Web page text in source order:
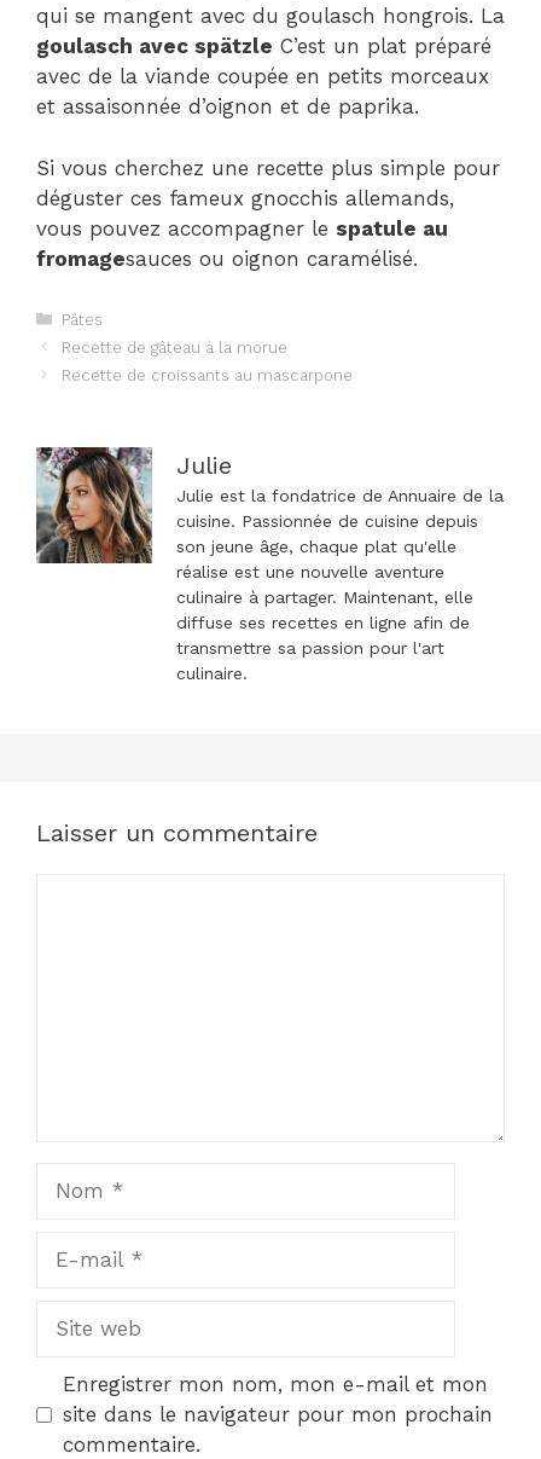
qui se mangent avec du goulasch hongrois. La
goulasch avec spätzle C’est un plat préparé
avec de la viande coupée en petits morceaux
et assaisonnée d’oignon et de paprika.
Si vous cherchez une recette plus simple pour
déguster ces fameux gnocchis allemands,
vous pouvez accompagner le spatule au
fromagesauces ou oignon caramélisé.
Catégories
Pâtes
Navigation
des
Recette de gâteau à la morue
Recette de croissants au mascarpone
Julie
Julie est la fondatrice de Annuaire de la
cuisine. Passionnée de cuisine depuis
son jeune âge, chaque plat qu'elle
réalise est une nouvelle aventure
culinaire à partager. Maintenant, elle
diffuse ses recettes en ligne afin de
transmettre sa passion pour l'art
culinaire.
Laisser un commentaire
Site
Enregistrer mon nom, mon e-mail et mon
site dans le navigateur pour mon prochain
commentaire.